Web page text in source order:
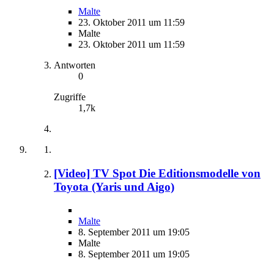
Malte
23. Oktober 2011 um 11:59
Malte
23. Oktober 2011 um 11:59
Antworten
0
Zugriffe
1,7k
[Video] TV Spot Die Editionsmodelle von
Toyota (Yaris und Aigo)
Malte
8. September 2011 um 19:05
Malte
8. September 2011 um 19:05